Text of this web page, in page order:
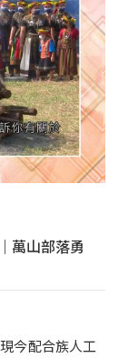
萬山部落勇
今配合族人工